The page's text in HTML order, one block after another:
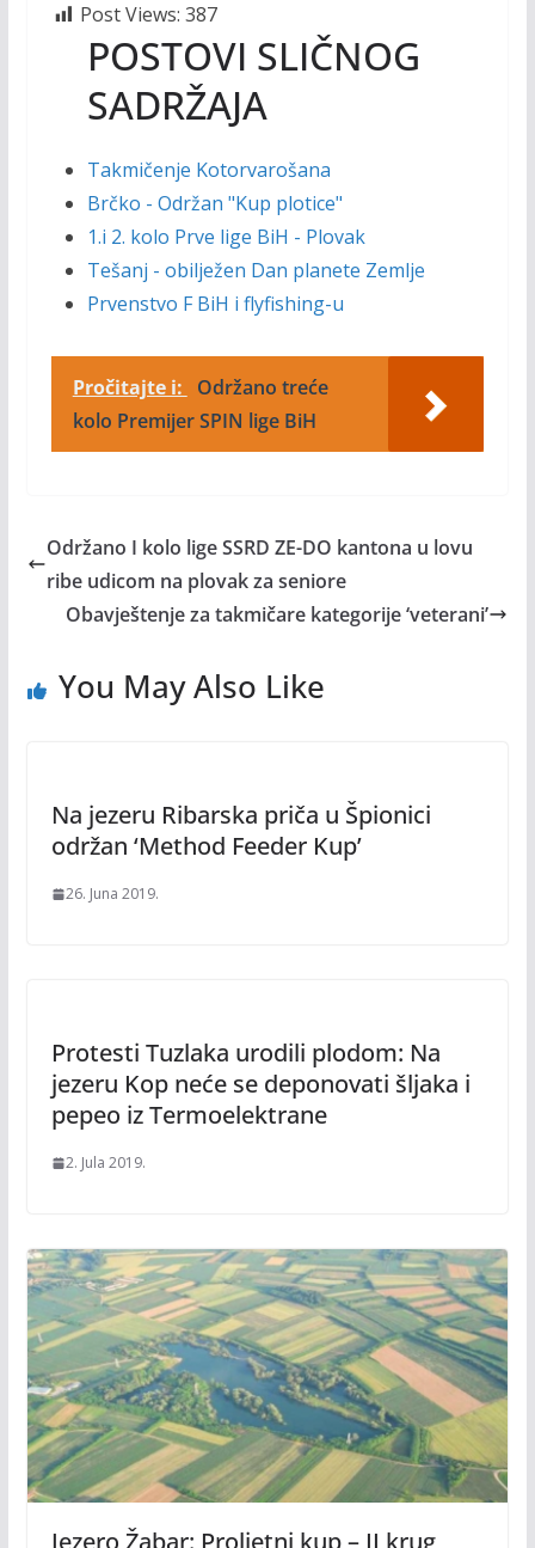
Post Views: 387
POSTOVI SLIČNOG
SADRŽAJA
Takmičenje Kotorvarošana
Brčko - Održan "Kup plotice"
1.i 2. kolo Prve lige BiH - Plovak
Tešanj - obilježen Dan planete Zemlje
Prvenstvo F BiH i flyfishing-u
Pročitajte i:
Održano treće
kolo Premijer SPIN lige BiH
Održano I kolo lige SSRD ZE-DO kantona u lovu
ribe udicom na plovak za seniore
Obavještenje za takmičare kategorije ‘veterani’
You May Also Like
Na jezeru Ribarska priča u Špionici
održan ‘Method Feeder Kup’
26. Juna 2019.
Protesti Tuzlaka urodili plodom: Na
jezeru Kop neće se deponovati šljaka i
pepeo iz Termoelektrane
2. Jula 2019.
Jezero Žabar: Proljetni kup – II krug